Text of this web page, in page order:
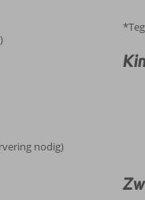
nodig)